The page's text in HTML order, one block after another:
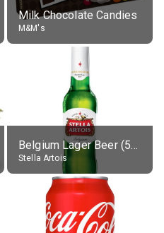
Milk Chocolate Candies
M&M's
Belgium Lager Beer (5% alc.)
Stella Artois